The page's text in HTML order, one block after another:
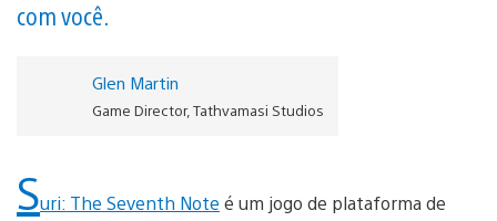
com você.
Glen Martin
Game Director, Tathvamasi Studios
Suri: The Seventh Note é um jogo de plataforma de